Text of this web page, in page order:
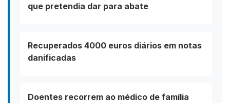
que pretendia dar para abate
Recuperados 4000 euros diários em notas
danificadas
Doentes recorrem ao médico de família